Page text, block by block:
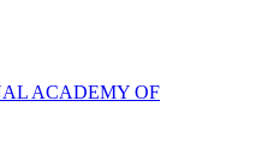
ACADEMY OF